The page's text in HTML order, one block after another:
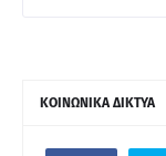
ΚΟΙΝΩΝΙΚΑ ΔΙΚΤΥΑ